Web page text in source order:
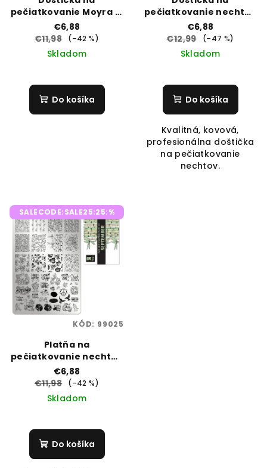
pečiatkovanie Moyra č.
141 May
€6,88
€11,98
(–42 %)
Skladom
Do košíka
pečiatkovanie nechtov
Moyra č. 105 Urban
Gardening
€6,88
€12,99
(–47 %)
Skladom
Do košíka
Kvalitná, kovová,
profesionálna doštička
na pečiatkovanie
nechtov.
SALECODE:SALE25:25:%
Platňa na
pečiatkovanie nechtov
Moyra č. 147 September
€6,88
€11,98
(–42 %)
Skladom
Do košíka
KÓD: 99025